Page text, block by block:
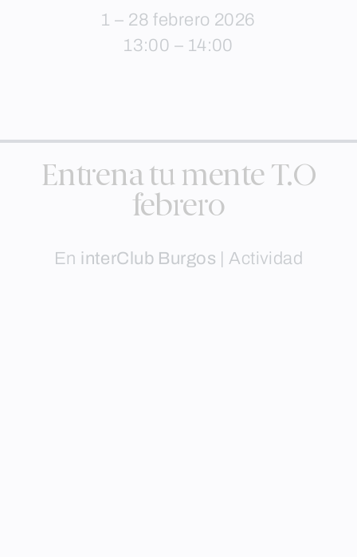
1 – 28 febrero 2026
13:00 – 14:00
Entrena tu mente T.O
febrero
En interClub Burgos |Actividad